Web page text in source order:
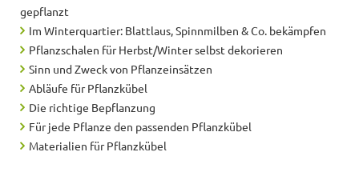
gepflanzt
Im Winterquartier: Blattlaus, Spinnmilben & Co. bekämpfen
Pflanzschalen für Herbst/Winter selbst dekorieren
Sinn und Zweck von Pflanzeinsätzen
Abläufe für Pflanzkübel
Die richtige Bepflanzung
Für jede Pflanze den passenden Pflanzkübel
Materialien für Pflanzkübel